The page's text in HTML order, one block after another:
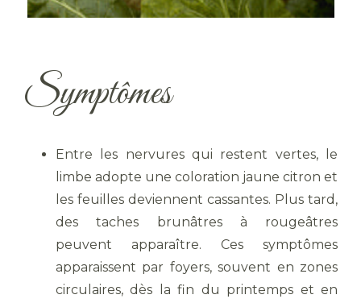
Symptômes
Entre les nervures qui restent vertes, le
limbe adopte une coloration jaune citron et
les feuilles deviennent cassantes. Plus tard,
des taches brunâtres à rougeâtres
peuvent apparaître. Ces symptômes
apparaissent par foyers, souvent en zones
circulaires, dès la fin du printemps et en